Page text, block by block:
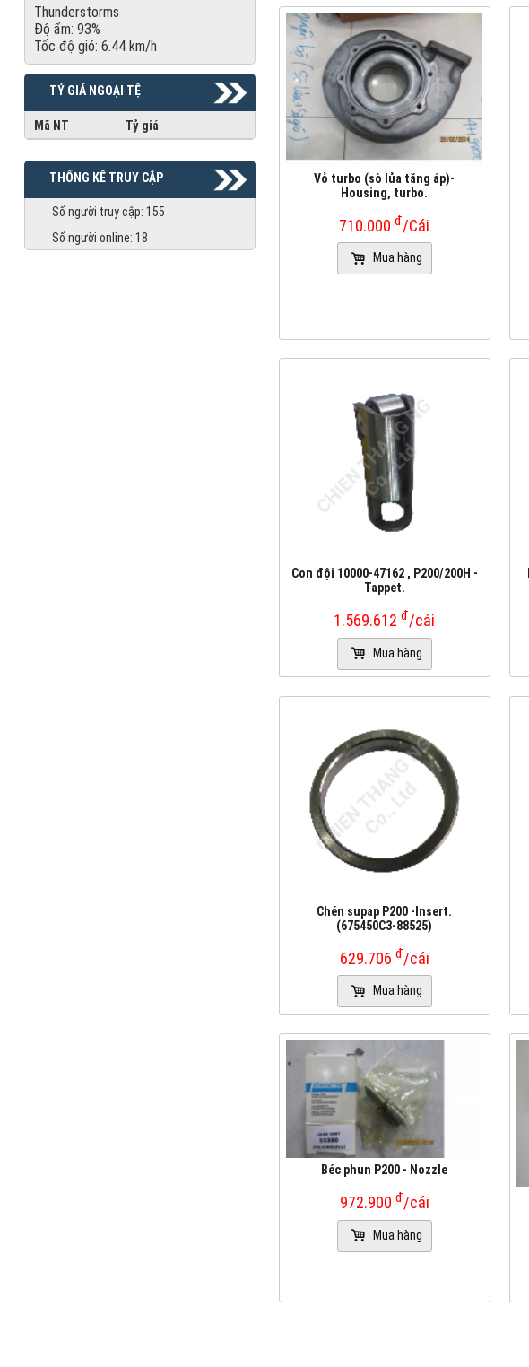
Thunderstorms
Độ ẩm: 93%
Tốc độ gió: 6.44 km/h
TỶ GIÁ NGOẠI TỆ
Mã NT Tỷ giá
THỐNG KÊ TRUY CẬP
Số người truy cập: 155
Số người online: 18
Vỏ turbo (sò lửa tăng áp)-
Housing, turbo.
710.000đ/Cái
Mua hàng
Con đội 10000-47162 , P200/200H -
Tappet.
1.569.612đ/cái
Mua hàng
Chén supap P200 -Insert.
(675450C3-88525)
629.706 đ/cái
Mua hàng
Béc phun P200 - Nozzle
972.900 đ/cái
Mua hàng